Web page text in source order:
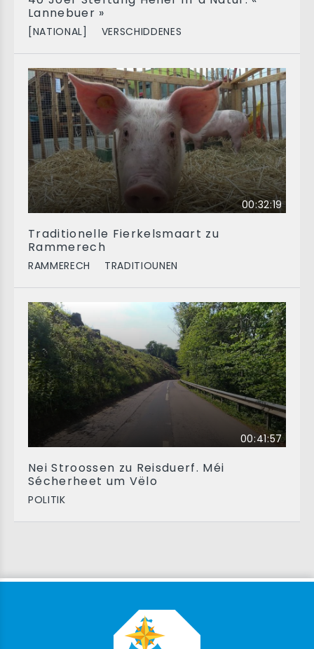
Lannebuer »
[NATIONAL] VERSCHIDDENES
00:32:19
Traditionelle Fierkelsmaart zu
Rammerech
RAMMERECH TRADITIOUNEN
00:41:57
Nei Stroossen zu Reisduerf. Méi
Sécherheet um Vëlo
POLITIK